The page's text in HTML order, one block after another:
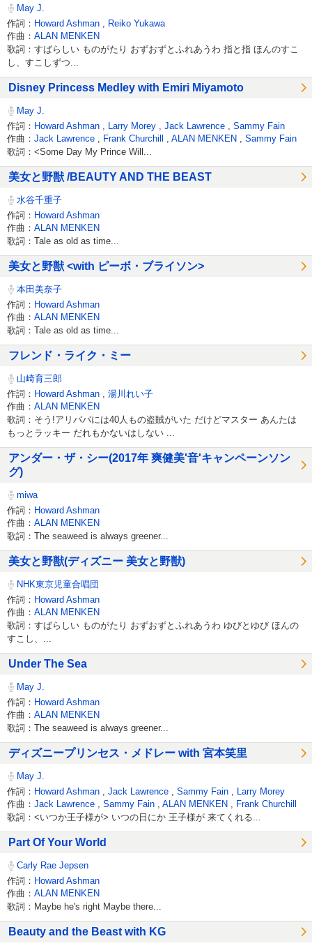
May J.
作詞： Howard Ashman
Reiko Yukawa
作曲： ALAN MENKEN
歌詞：すばらしい ものがたり おずおずとふれあうわ 指と指 ほんのすこ
し、すこしずつ...
Disney Princess Medley with Emiri Miyamoto
May J.
作詞： Howard Ashman Larry Morey Jack Lawrence
Sammy Fain
作曲： Jack Lawrence Frank Churchill ALAN MENKEN Sammy Fain
歌詞：<Some Day My Prince Will...
美女と野獣 /BEAUTY AND THE BEAST
水谷千重子
作詞： Howard Ashman
作曲： ALAN MENKEN
歌詞：Tale as old as time...
美女と野獣 <with ピーボ・ブライソン>
本田美奈子
作詞： Howard Ashman
作曲： ALAN MENKEN
歌詞：Tale as old as time...
フレンド・ライク・ミー
山崎育三郎
作詞： Howard Ashman
湯川れい子
作曲： ALAN MENKEN
歌詞：そう!アリババには40人もの盗賊がいた だけどマスター あんたは
もっとラッキー だれもかないはしない ...
アンダー・ザ・シー(2017年 爽健美'音'キャンペーンソン
グ)
miwa
作詞： Howard Ashman
作曲： ALAN MENKEN
歌詞：The seaweed is always greener...
美女と野獣(ディズニー 美女と野獣)
NHK東京児童合唱団
作詞： Howard Ashman
作曲： ALAN MENKEN
歌詞：すばらしい ものがたり おずおずとふれあうわ ゆびとゆび ほんの
すこし、...
Under The Sea
May J.
作詞： Howard Ashman
作曲： ALAN MENKEN
歌詞：The seaweed is always greener...
ディズニープリンセス・メドレー with 宮本笑里
May J.
作詞： Howard Ashman Jack Lawrence Sammy Fain
Larry Morey
作曲： Jack Lawrence Sammy Fain ALAN MENKEN Frank Churchill
歌詞：<いつか王子様が> いつの日にか 王子様が 来てくれる...
Part Of Your World
Carly Rae Jepsen
作詞： Howard Ashman
作曲： ALAN MENKEN
歌詞：Maybe he's right Maybe there...
Beauty and the Beast with KG